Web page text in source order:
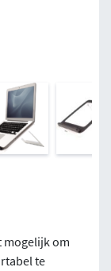
mogelijk om
te